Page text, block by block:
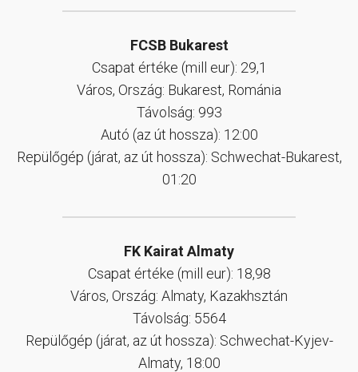
FCSB Bukarest
Csapat értéke (mill eur): 29,1
Város, Ország: Bukarest, Románia
Távolság: 993
Autó (az út hossza): 12:00
Repülőgép (járat, az út hossza): Schwechat-Bukarest,
01:20
FK Kairat Almaty
Csapat értéke (mill eur): 18,98
Város, Ország: Almaty, Kazakhsztán
Távolság: 5564
Repülőgép (járat, az út hossza): Schwechat-Kyjev-
Almaty, 18:00